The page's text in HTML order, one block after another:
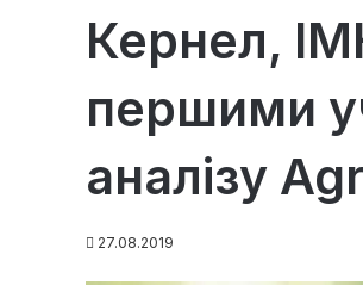
Кернел,
першими
аналізу
27.08.2019